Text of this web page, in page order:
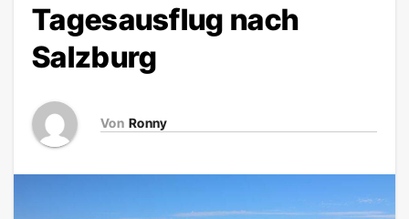
Tagesausflug nach
Salzburg
Von Ronny